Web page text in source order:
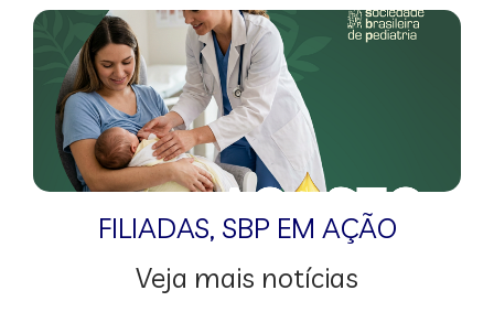
FILIADAS, SBP EM AÇÃO
Veja mais notícias